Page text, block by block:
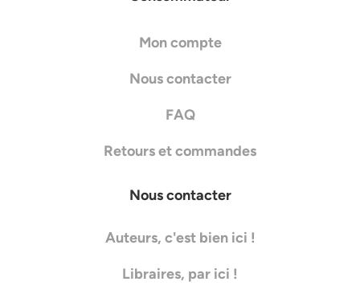
Mon compte
Nous contacter
FAQ
Retours et commandes
Nous contacter
Auteurs, c'est bien ici !
Libraires, par ici !